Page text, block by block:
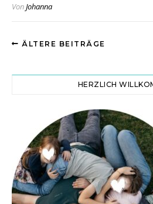
VonJohanna
ÄLTERE BEITRÄGE
HERZLICH